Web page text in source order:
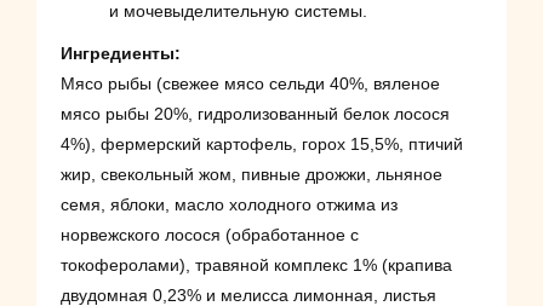
и мочевыделительную системы.
Ингредиенты:
Мясо рыбы (свежее мясо сельди 40%, вяленое
мясо рыбы 20%, гидролизованный белок лосося
4%), фермерский картофель, горох 15,5%, птичий
жир, свекольный жом, пивные дрожжи, льняное
семя, яблоки, масло холодного отжима из
норвежского лосося (обработанное с
токоферолами), травяной комплекс 1% (крапива
двудомная 0,23% и мелисса лимонная, листья